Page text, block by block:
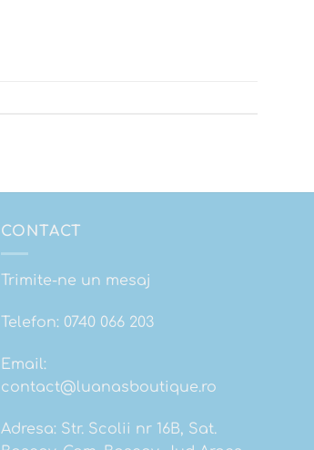
CONTACT
Trimite-ne un mesaj
Telefon: 0740 066 203
Email:
contact@luanasboutique.ro
Adresa: Str. Scolii nr 16B, Sat.